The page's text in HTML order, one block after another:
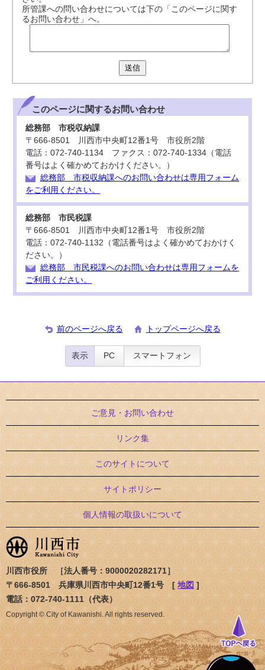
所管課への問い合わせについては下の「このページに関す
るお問い合わせ」へ。
送信
このページに関するお問い合わせ
総務部 市税収納課
〒666-8501 川西市中央町12番1号 市役所2階
電話：072-740-1134 ファクス：072-740-1334（電話
番号はよく確かめておかけください。）
総務部 市税収納課へのお問い合わせは専用フォーム
をご利用ください。
総務部 市民税課
〒666-8501 川西市中央町12番1号 市役所2階
電話：072-740-1132（電話番号はよく確かめておかけく
ださい。）
総務部 市民税課へのお問い合わせは専用フォームを
ご利用ください。
前のページへ戻る トップページへ戻る
表示 PC スマートフォン
ご意見・お問い合わせ
リンク集
このサイトについて
サイトポリシー
個人情報の取扱いについて
川西市役所 ［法人番号：9000020282171］
〒666-8501 兵庫県川西市中央町12番1号 [ 地図 ]
電話：072-740-1111（代表）
Copyright © City of Kawanishi. All rights reserved.